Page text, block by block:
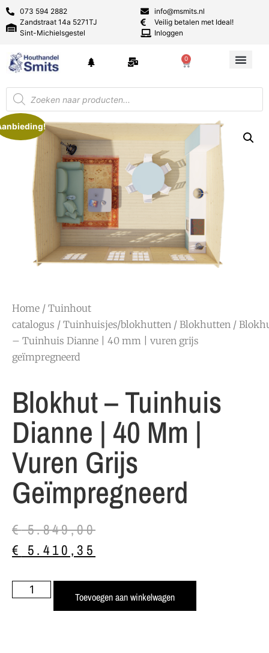
073 594 2882
Zandstraat 14a 5271TJ
Sint-Michielsgestel
info@msmits.nl
Veilig betalen met Ideal!
Inloggen
0
Home / Tuinhout
catalogus / Tuinhuisjes/blokhutten / Blokhutten /
– Tuinhuis Dianne | 40 mm | vuren grijs
geïmpregneerd
Blokhut – Tuinhuis
Dianne | 40 Mm |
Vuren Grijs
Geïmpregneerd
€5.849,00
€ 5.410,35
Toevoegen aan winkelwagen